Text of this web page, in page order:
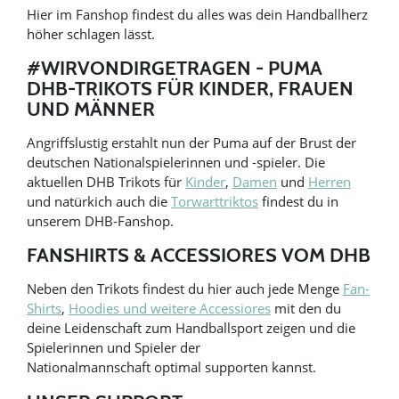
Hier im Fanshop findest du alles was dein Handballherz
höher schlagen lässt.
#WIRVONDIRGETRAGEN - PUMA
DHB-TRIKOTS FÜR KINDER, FRAUEN
UND MÄNNER
Angriffslustig erstahlt nun der Puma auf der Brust der
deutschen Nationalspielerinnen und -spieler. Die
aktuellen DHB Trikots für Kinder, Damen und Herren
und natürkich auch die Torwarttriktos findest du in
unserem DHB-Fanshop.
FANSHIRTS & ACCESSIORES VOM DHB
Neben den Trikots findest du hier auch jede Menge Fan-
Shirts, Hoodies und weitere Accessiores mit den du
deine Leidenschaft zum Handballsport zeigen und die
Spielerinnen und Spieler der
Nationalmannschaft optimal supporten kannst.